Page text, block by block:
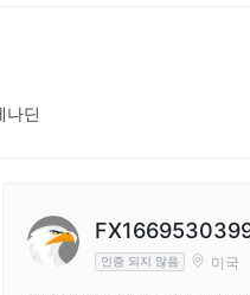
나딘
인증 되지 않음 미국